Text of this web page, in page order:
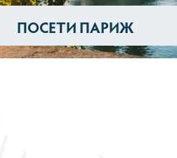
ПОСЕТИ ПАРИЖ